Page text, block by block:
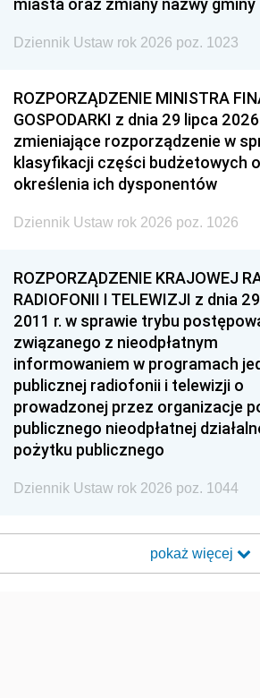
Dziennik Ustaw rok 2026 poz. 1023
ROZPORZĄDZENIE MINISTRA
GOSPODARKI z dnia 29 lipca 2026
zmieniające rozporządzenie w
klasyfikacji części budżetowych
określenia ich dysponentów
Dziennik Ustaw rok 2026 poz. 1026
ROZPORZĄDZENIE KRAJOWEJ
RADIOFONII I TELEWIZJI z dnia
2011 r. w sprawie trybu
związanego z nieodpłatnym
informowaniem w programach
publicznej radiofonii i telewizji o
prowadzonej przez organizacje
publicznego nieodpłatnej
pożytku publicznego
Dziennik Ustaw rok 2026 poz. 1044
pokaż więcej